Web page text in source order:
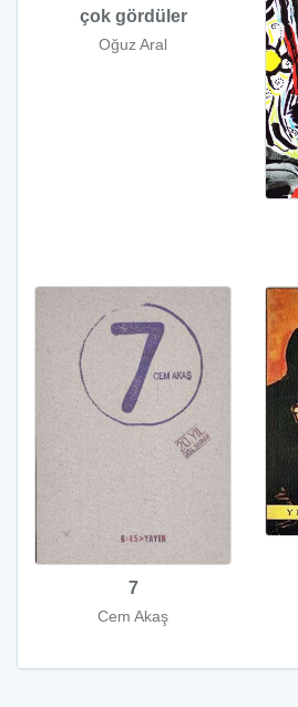
çok gördüler
Oğuz Aral
7
Cem Akaş